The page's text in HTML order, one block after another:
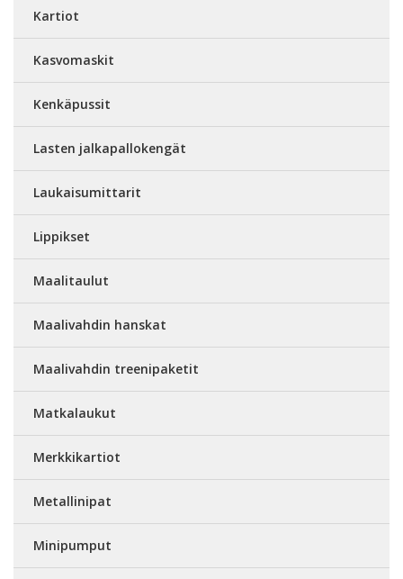
Kartiot
Kasvomaskit
Kenkäpussit
Lasten jalkapallokengät
Laukaisumittarit
Lippikset
Maalitaulut
Maalivahdin hanskat
Maalivahdin treenipaketit
Matkalaukut
Merkkikartiot
Metallinipat
Minipumput